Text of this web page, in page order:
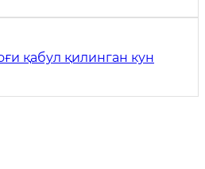
қабул қилинган кун